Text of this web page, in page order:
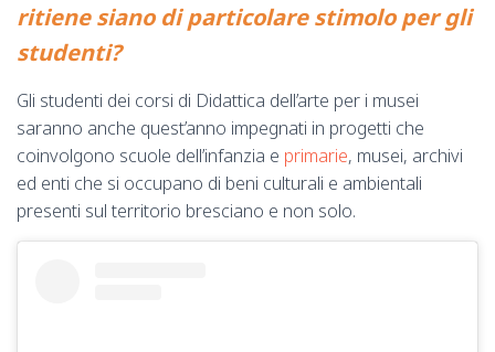
ritiene siano di particolare stimolo per gli
studenti?
Gli studenti dei corsi di Didattica dell’arte per i musei
saranno anche quest’anno impegnati in progetti che
coinvolgono scuole dell’infanzia e primarie, musei, archivi
ed enti che si occupano di beni culturali e ambientali
presenti sul territorio bresciano e non solo.